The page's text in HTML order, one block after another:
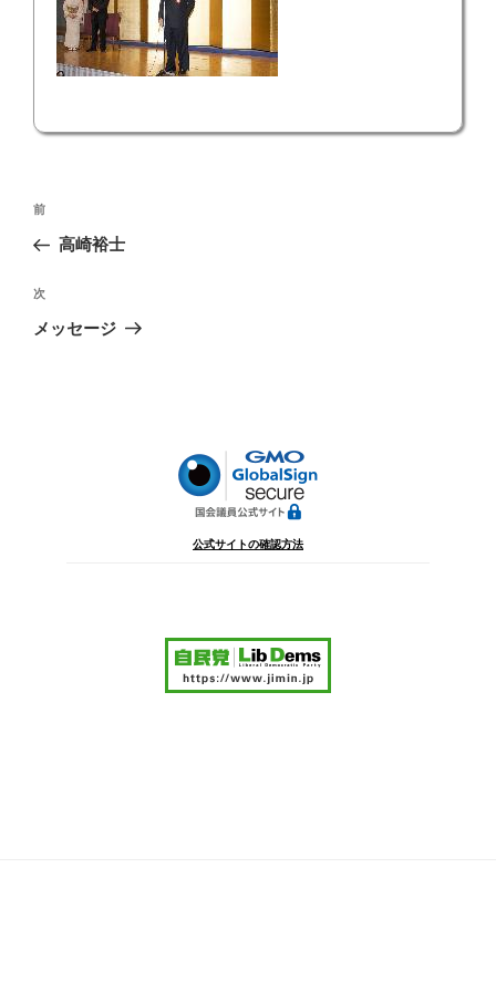
投
ナ
ビ
ゲ
前
の
稿
前
高崎裕士
次
の
次
メッセージ
公式サイトの確認方法